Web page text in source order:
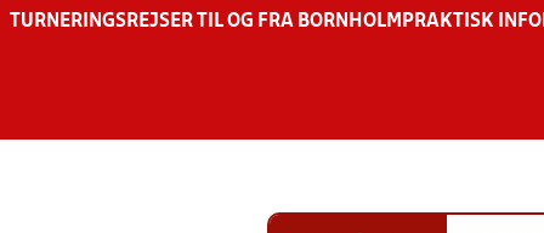
TURNERINGSREJSER TIL OG FRA BORNHOLM PRAKTISK